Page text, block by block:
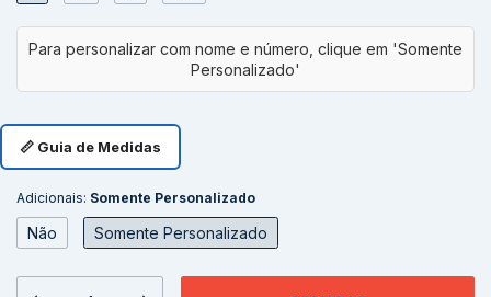
📏 Guia de Medidas
Adicionais: Somente Personalizado
Não Somente Personalizado